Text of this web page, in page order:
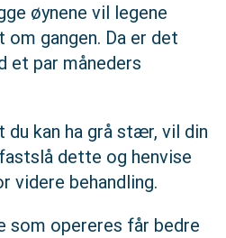
øynene vil legene
gangen. Da er det
et par måneders
du kan ha grå stær, vil din
dette og henvise
videre behandling.
som opereres får bedre